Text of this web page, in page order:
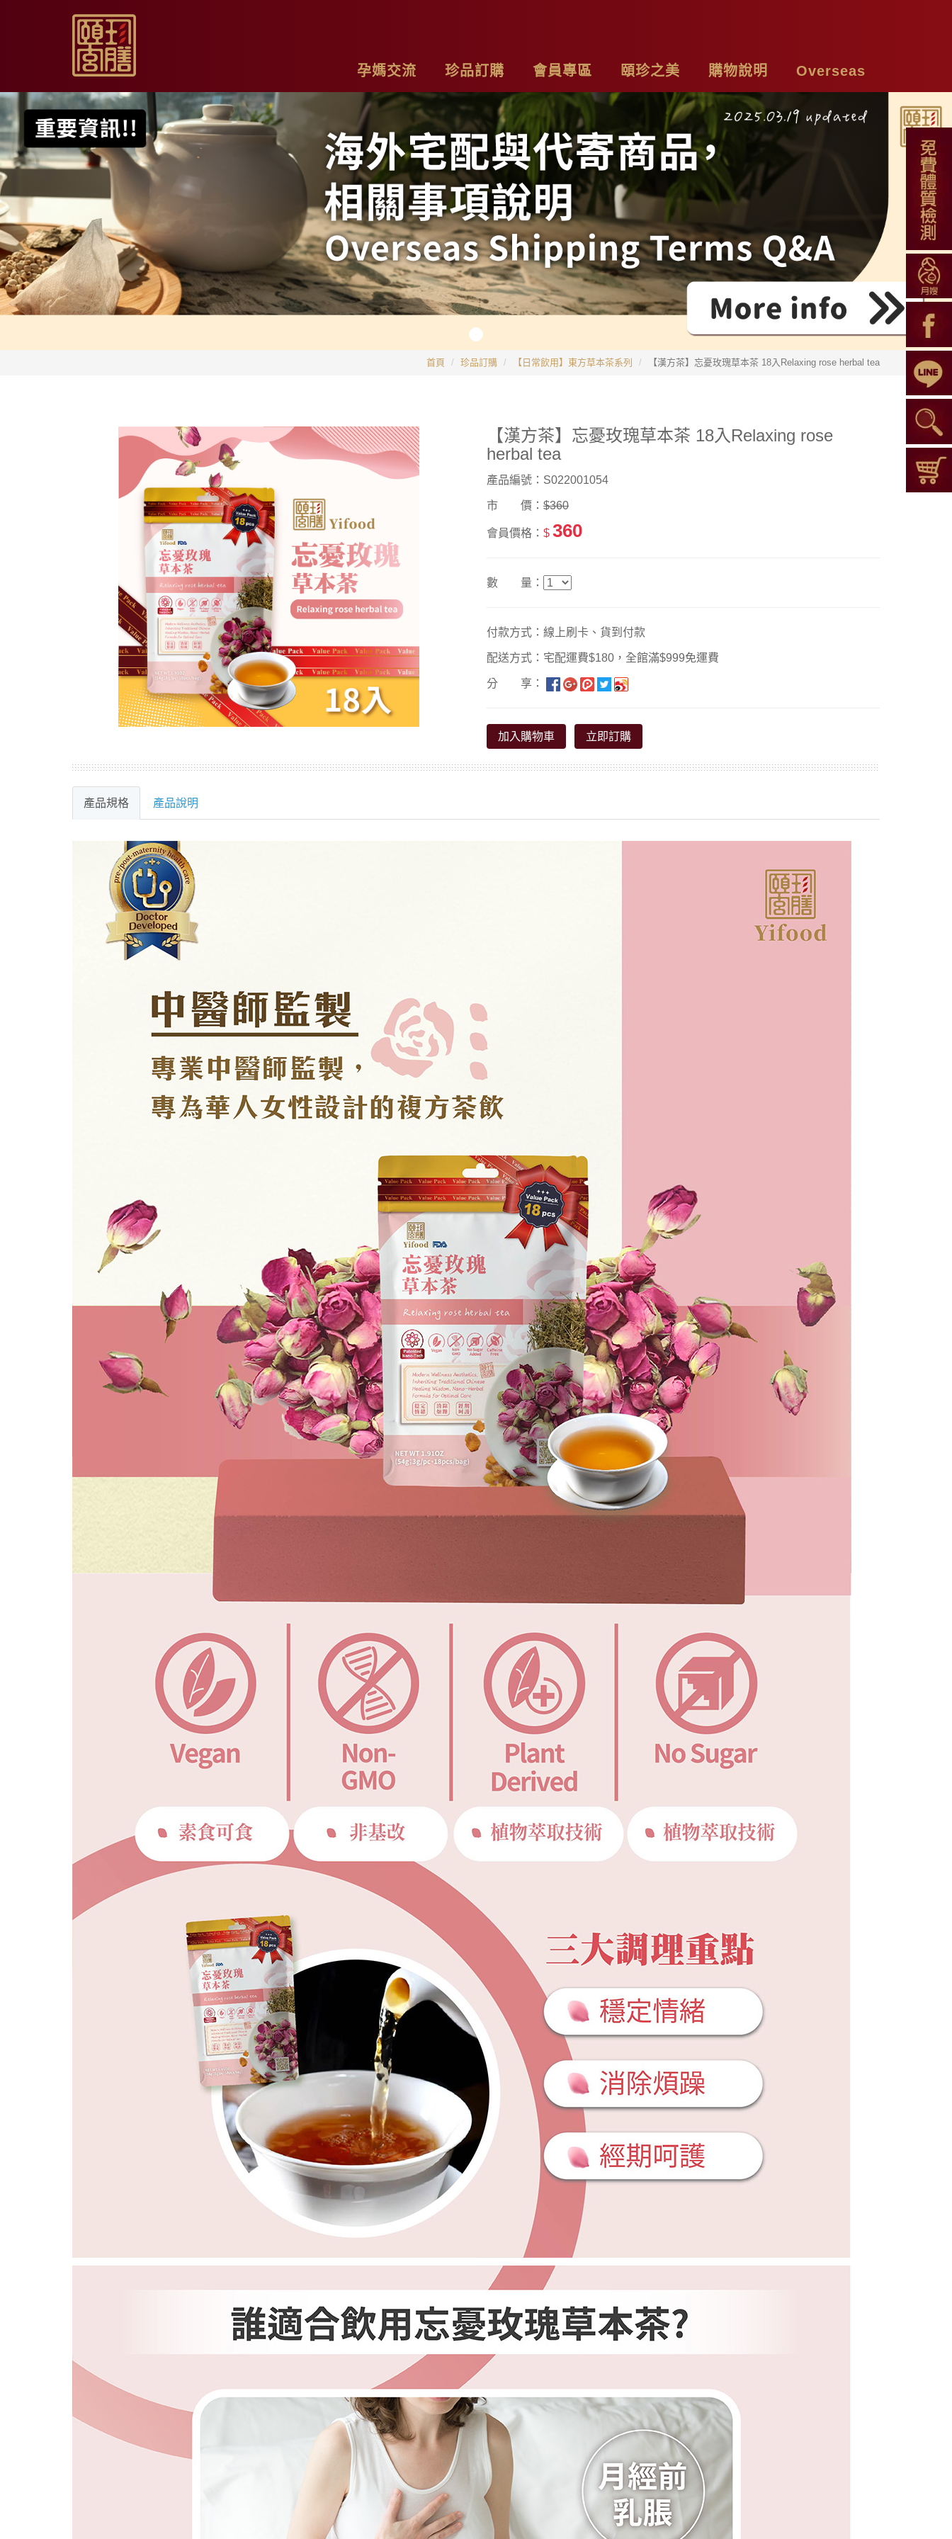
孕媽交流
最新消息
專欄作家
影片分享
珍品訂購
【限時促銷】玫瑰夏日亮麗計畫
【居家月子DIY】坐月子料理食材套組
【日常飲用】東方草本茶系列
【家庭食養】漢方藥膳燉包系列
【伴手送禮】烏骨滴雞精禮盒
【無禮盒自用】烏骨滴雞精家庭號
【台灣坐月子】月子周邊商品
【海外購物Oversea】滴雞精、30日坐月子調養套組
會員專區
基本資料
購物車
我的訂單
頤珍之美
品牌故事
聯絡我們
隱私權聲明
購物說明
購物須知
付款方式
配送方式
常見問題
退換貨說明
Overseas
Chicken Essence
Tea Bags
Soup Blend
Functional Herbal Tea
首頁 珍品訂購 【日常飲用】東方草本茶系列 【漢方茶】忘憂玫瑰草本茶 18入Relaxing rose herbal tea
【漢方茶】忘憂玫瑰草本茶 18入Relaxing rose
herbal tea
產品編號：S022001054
市 價： $360
會員價格： $ 360
數 量：
付款方式：線上刷卡、貨到付款
配送方式：宅配運費$180，全館滿$999免運費
分 享：
加入購物車 立即訂購
產品規格 產品說明